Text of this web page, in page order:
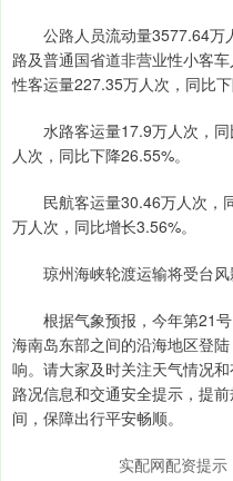
公路人员流动量3577.64万
路及普通国省道非营业性小客
性客运量227.35万人次，同比下
水路客运量17.9万人次，同
人次，同比下降26.55%。
民航客运量30.46万人次，
万人次，同比增长3.56%。
琼州海峡轮渡运输将受台风
根据气象预报，今年第21号
海南岛东部之间的沿海地区登
响。请大家及时关注天气情况
路况信息和交通安全提示，提
间，保障出行平安畅顺。
实配网配资提示